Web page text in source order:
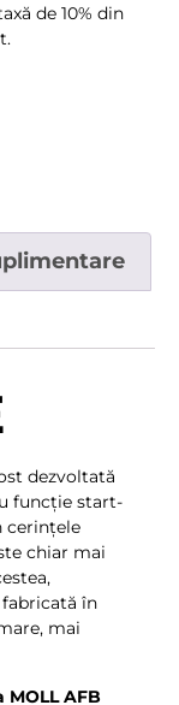
de 10% din
dezvoltată
funcție start-
cerințele
chiar mai
fabricată în
mai
MOLL AFB